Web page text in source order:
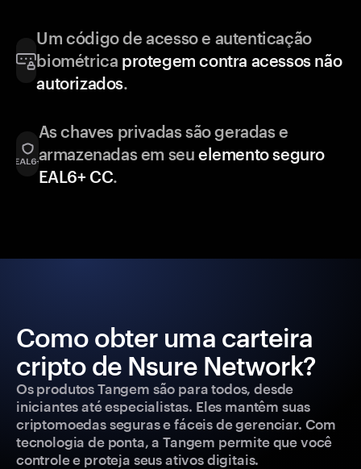
Um código de acesso e autenticação
biométrica protegem contra acessos não
autorizados.
As chaves privadas são geradas e
armazenadas em seu elemento seguro
EAL6+ CC.
Como obter uma carteira
cripto de Nsure Network?
Os produtos Tangem são para todos, desde
iniciantes até especialistas. Eles mantêm suas
criptomoedas seguras e fáceis de gerenciar. Com
tecnologia de ponta, a Tangem permite que você
controle e proteja seus ativos digitais.